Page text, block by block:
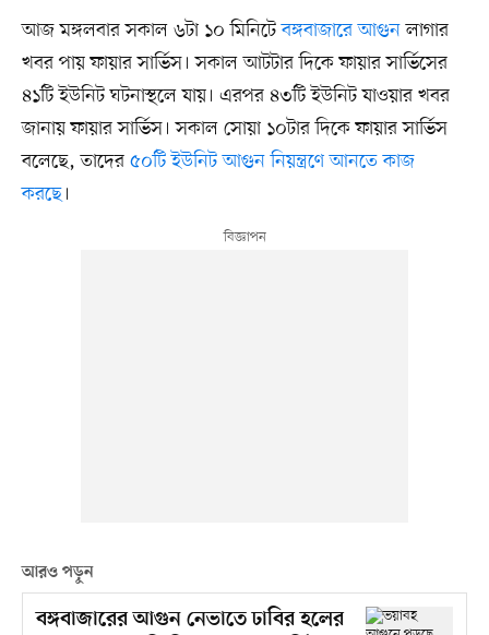
আজ মঙ্গলবার সকাল ৬টা ১০ মিনিটেবঙ্গবাজারে আগুনলাগার
খবর পায় ফায়ার সার্ভিস। সকাল আটটার দিকে ফায়ার সার্ভিসের
৪১টি ইউনিট ঘটনাস্থলে যায়। এরপর ৪৩টি ইউনিট যাওয়ার খবর
জানায় ফায়ার সার্ভিস। সকাল সোয়া ১০টার দিকে ফায়ার সার্ভিস
বলেছে, তাদের ৫০টি ইউনিট আগুন নিয়ন্ত্রণে আনতে কাজ
করছে।
আরও পড়ুন
বঙ্গবাজারের আগুন নেভাতে ঢাবির হলের